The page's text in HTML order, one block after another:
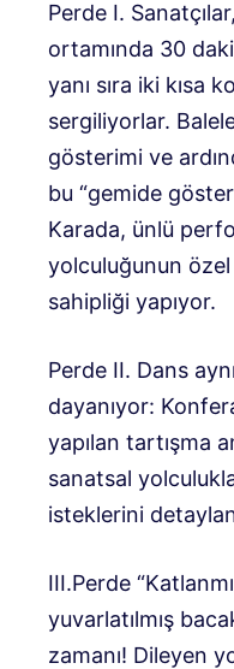
Perde I.
ortamında 30
yanı sıra iki kısa
sergiliyorlar.
gösterimi ve
bu “gemide
Karada, ünlü
yolculuğunun
sahipliği yapıyor.
Perde II. Dans
dayanıyor:
yapılan tartışma
sanatsal
isteklerini
III.Perde
yuvarlatılmış
zamanı! Dileyen